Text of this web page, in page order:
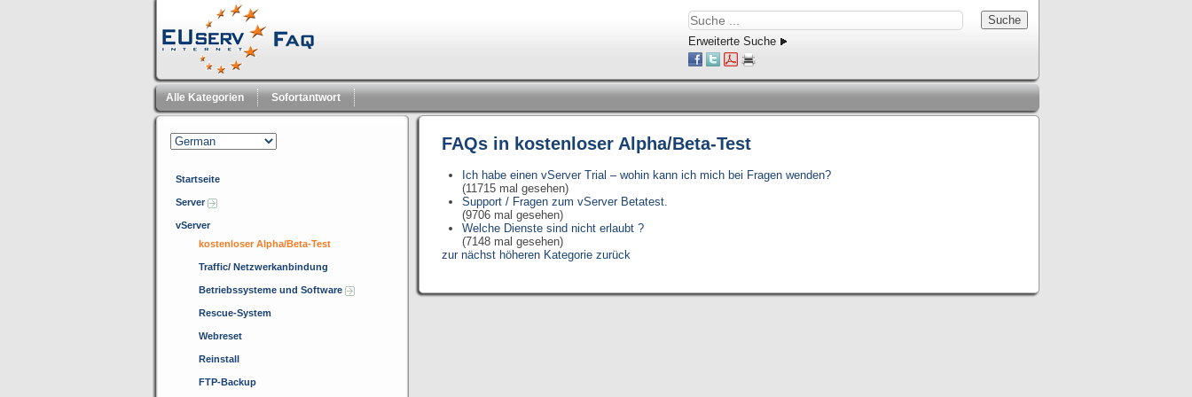
Erweiterte Suche
Alle Kategorien Sofortantwort
Startseite
Server
vServer
kostenloser Alpha/Beta-Test
Traffic/ Netzwerkanbindung
Betriebssysteme und Software
Rescue-System
Webreset
Reinstall
FTP-Backup
FAQs in kostenloser Alpha/Beta-Test
Ich habe einen vServer Trial – wohin kann ich mich bei Fragen wenden?
(11715 mal gesehen)
Support / Fragen zum vServer Betatest.
(9706 mal gesehen)
Welche Dienste sind nicht erlaubt ?
(7148 mal gesehen)
zur nächst höheren Kategorie zurück